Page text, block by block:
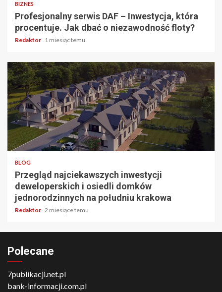
BIZNES
Profesjonalny serwis DAF – Inwestycja, która
procentuje. Jak dbać o niezawodność floty?
Redaktor 1 miesiąc temu
4 min odczytu
BLOG
Przegląd najciekawszych inwestycji
deweloperskich i osiedli domków
jednorodzinnych na południu krakowa
Redaktor 2 miesiące temu
Polecane
7publikacji.net.pl
bank-informacji.com.pl